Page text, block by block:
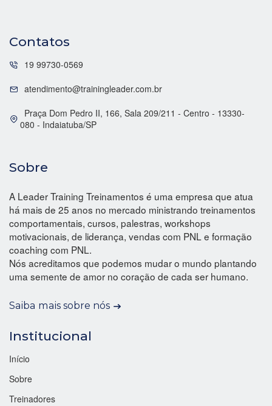
Contatos
19 99730-0569
atendimento@trainingleader.com.br
Praça Dom Pedro II, 166, Sala 209/211 - Centro - 13330-
080 - Indaiatuba/SP
Sobre
A Leader Training Treinamentos é uma empresa que atua
há mais de 25 anos no mercado ministrando treinamentos
comportamentais, cursos, palestras, workshops
motivacionais, de liderança, vendas com PNL e formação
coaching com PNL.
Nós acreditamos que podemos mudar o mundo plantando
uma semente de amor no coração de cada ser humano.
Saiba mais sobre nós
Institucional
Início
Sobre
Treinadores